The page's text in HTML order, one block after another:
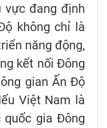
vực đang định
không chỉ là
năng động,
kết nối Đông
gian Ấn Độ
Việt Nam là
quốc gia Đông